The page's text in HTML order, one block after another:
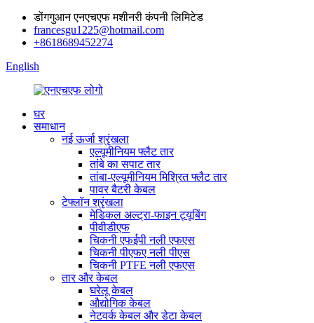
डोंगगुआन एनएचएफ मशीनरी कंपनी लिमिटेड
francesgu1225@hotmail.com
+8618689452274
English
घर
समाधान
नई ऊर्जा श्रृंखला
एल्यूमीनियम फ्लैट तार
तांबे का सपाट तार
तांबा-एल्यूमीनियम मिश्रित फ्लैट तार
पावर बैटरी केबल
टेफ्लॉन श्रृंखला
मेडिकल अल्ट्रा-फाइन ट्यूबिंग
पीवीडीएफ
चिकनी एफईपी नली एफएस
चिकनी पीएफए ​​नली पीएस
चिकनी PTFE नली एफएस
तार और केबल
घरेलू केबल
औद्योगिक केबल
नेटवर्क केबल और डेटा केबल